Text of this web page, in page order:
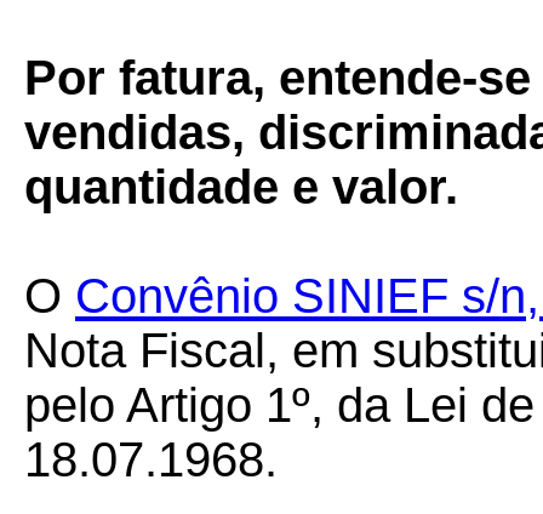
Por fatura, entende-
vendidas,
quantidade e valor.
O Convênio SINIEF s/
Nota Fiscal, em
pelo Artigo 1º, da Lei
18.07.1968.